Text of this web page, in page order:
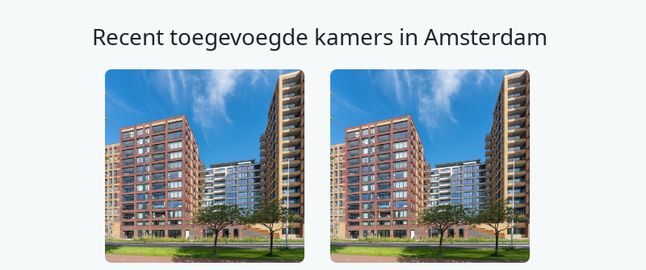
Recent toegevoegde kamers in Amsterdam